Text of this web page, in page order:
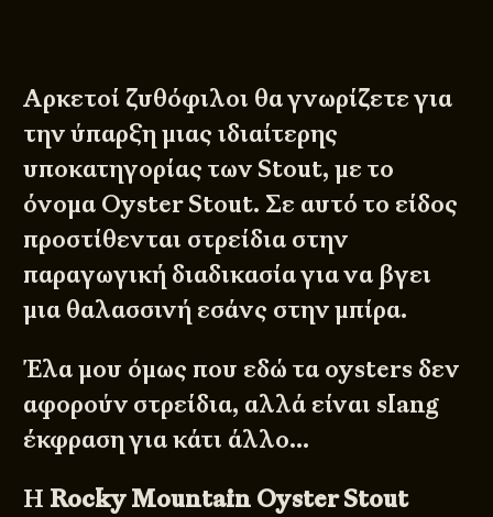
Αρκετοί ζυθόφιλοι θα γνωρίζετε για
την ύπαρξη μιας ιδιαίτερης
υποκατηγορίας των Stout, με το
όνομα Oyster Stout. Σε αυτό το είδος
προστίθενται στρείδια στην
παραγωγική διαδικασία για να βγει
μια θαλασσινή εσάνς στην μπίρα.
Έλα μου όμως που εδώ τα oysters δεν
αφορούν στρείδια, αλλά είναι slang
έκφραση για κάτι άλλο…
Η Rocky Mountain Oyster Stout